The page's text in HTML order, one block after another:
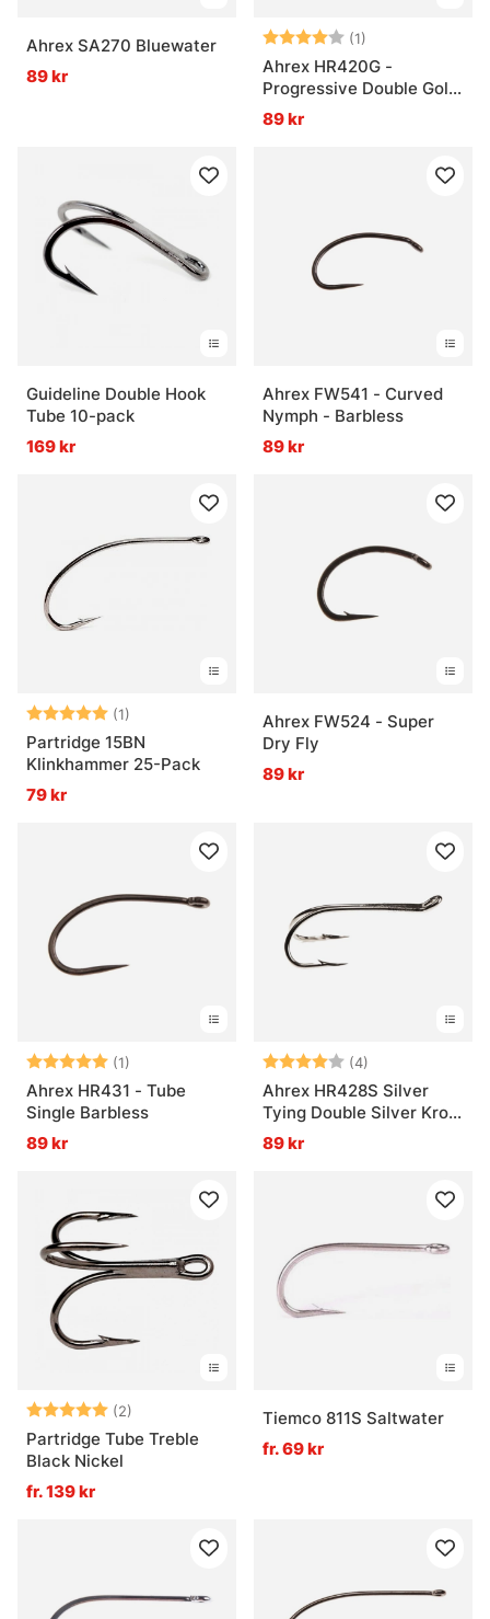
Ahrex SA270 Bluewater
89 kr
Betyg: (1)
Ahrex HR420G -
Progressive Double Gold
Finish
89 kr
Guideline Double Hook
Tube 10-pack
169 kr
Ahrex FW541 - Curved
Nymph - Barbless
89 kr
Betyg: (1)
5.0 utav 5 stjärnor
Partridge 15BN
Klinkhammer 25-Pack
79 kr
Ahrex FW524 - Super
Dry Fly
89 kr
Betyg: (1)
5.0 utav 5 stjärnor
Ahrex HR431 - Tube
Single Barbless
89 kr
Betyg: (4)
Ahrex HR428S Silver
Tying Double Silver Krok
5-pack
89 kr
Betyg: (2)
5.0 utav 5 stjärnor
Partridge Tube Treble
Black Nickel
fr. 139 kr
Tiemco 811S Saltwater
fr. 69 kr